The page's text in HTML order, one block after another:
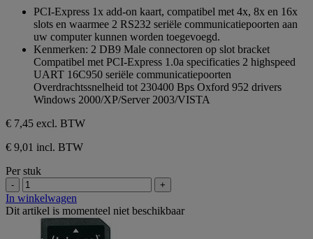
sterren.
PCI-Express 1x add-on kaart, compatibel met 4x, 8x en 16x
slots en waarmee 2 RS232 seriële communicatiepoorten aan
uw computer kunnen worden toegevoegd.
Kenmerken: 2 DB9 Male connectoren op slot bracket
Compatibel met PCI-Express 1.0a specificaties 2 highspeed
UART 16C950 seriële communicatiepoorten
Overdrachtssnelheid tot 230400 Bps Oxford 952 drivers
Windows 2000/XP/Server 2003/VISTA
€ 7,45 excl. BTW
€ 9,01 incl. BTW
Per stuk
- +
In winkelwagen
Dit artikel is momenteel niet beschikbaar